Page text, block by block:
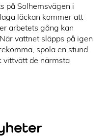
på Solhemsvägen i
läckan kommer att
arbetets gång kan
vattnet släpps på igen
spola en stund
vittvätt de närmsta